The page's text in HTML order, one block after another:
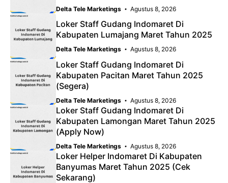
Delta Tele Marketings Agustus 8, 2026
Loker Staff Gudang Indomaret Di
Kabupaten Lumajang Maret Tahun 2025
Delta Tele Marketings Agustus 8, 2026
Loker Staff Gudang Indomaret Di
Kabupaten Pacitan Maret Tahun 2025
(Segera)
Delta Tele Marketings Agustus 8, 2026
Loker Staff Gudang Indomaret Di
Kabupaten Lamongan Maret Tahun 2025
(Apply Now)
Delta Tele Marketings Agustus 8, 2026
Loker Helper Indomaret Di Kabupaten
Banyumas Maret Tahun 2025 (Cek
Sekarang)